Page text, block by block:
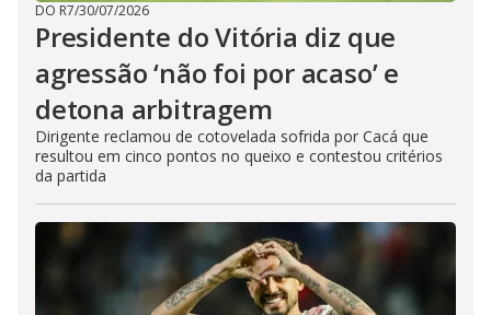
DO R7/30/07/2026
Presidente do Vitória diz que
agressão ‘não foi por acaso’ e
detona arbitragem
Dirigente reclamou de cotovelada sofrida por Cacá que
resultou em cinco pontos no queixo e contestou critérios
da partida